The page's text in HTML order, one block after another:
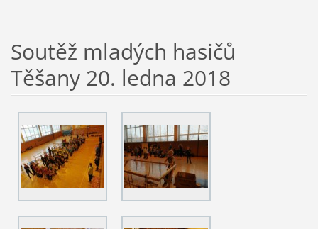
Soutěž mladých hasičů
Těšany 20. ledna 2018